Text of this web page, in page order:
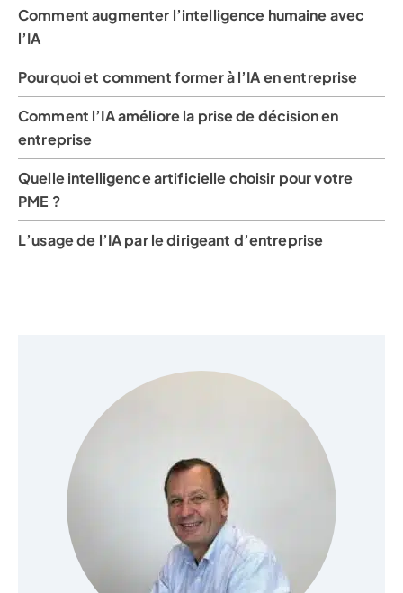
Comment augmenter l’intelligence humaine avec
l’IA
Pourquoi et comment former à l’IA en entreprise
Comment l’IA améliore la prise de décision en
entreprise
Quelle intelligence artificielle choisir pour votre
PME ?
L’usage de l’IA par le dirigeant d’entreprise